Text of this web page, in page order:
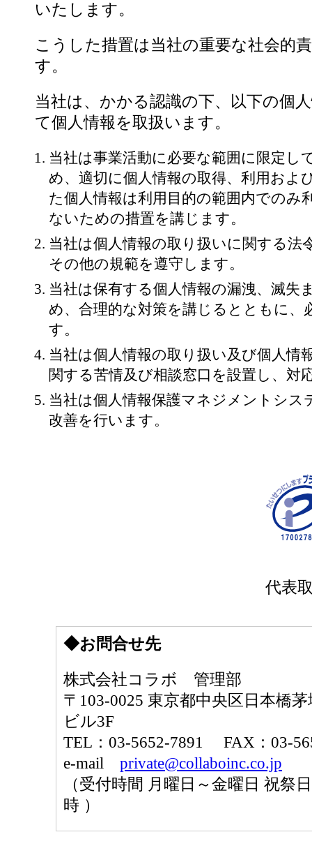
いたします。
こうした措置は当社の重要な社会的
す。
当社は、かかる認識の下、以下の個
て個人情報を取扱います。
当社は事業活動に必要な範囲に限定し
め、適切に個人情報の取得、利用およ
た個人情報は利用目的の範囲内でのみ
ないための措置を講じます。
当社は個人情報の取り扱いに関する法
その他の規範を遵守します。
当社は保有する個人情報の漏洩、滅失
め、合理的な対策を講じるとともに、
す。
当社は個人情報の取り扱い及び個人情
関する苦情及び相談窓口を設置し、対
当社は個人情報保護マネジメントシス
改善を行います。
代表
◆お問合せ先
株式会社コラボ 管理部
〒103-0025 東京都中央区日本橋
ビル3F
TEL：03-5652-7891 FAX：03-
e-mail private@collaboinc.co.jp
（受付時間 月曜日～金曜日 祝祭
時 ）